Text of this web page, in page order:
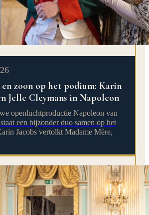
zoon op het podium: Karin
Jelle Cleymans in Napoleon
openluchtproductie Napoleon van
een bijzonder duo samen op het
Jacobs vertolkt Madame Mère,